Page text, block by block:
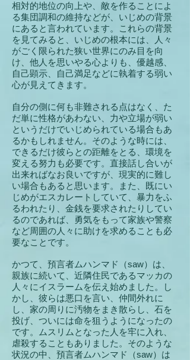
相対的地位の向上や、敵を作ることによ
る集団調和の維持などが、いじめの背景
にあると言われています。これらの背景
を見てみると、いじめの根本には、人々
がごく限られた狭い世界にのみ目を向
け、他人を思いやる心よりも、優越感、
自己顕示、自己満足などに執着する弱い
心が見 えてきます。
自分の側に何も非難される点はなく、た
だ単に性格があわない、力や立場が弱い
というだけでいじめられている場合もあ
るかもしれません。そのような時には、
できるだけ彼らとの距離をとる、環境を
変える努力も必要です。 直接話し合いが
出来ればなお良いですが、現実的に難し
い場合もあると思います。また、既にい
じめがエスカレートしていて、暴力をふ
るわれたり、金銭を要求されたりしてい
るのであれば、勇気をもって家族や警察
など周囲の人々に助けを求めることも必
要なことです。
かつて、預言者ムハンマド（saw）は、
親族に続いて、近隣住民であるマッカの
人々にイスラームを伝え始めました。し
かし、彼らは悪口を言い、仲間外れに
し、家の周りに汚物をまき散らし、石を
投げ、ついには命を狙うようになったの
です。ムスリムとなった人を牢に入れ、
虐殺することもありました。そのような
状況の中、 預言者ムハンマド（saw）は